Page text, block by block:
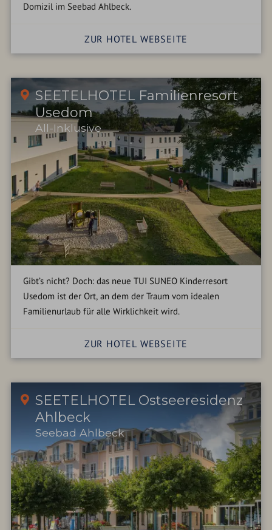
Domizil im Seebad Ahlbeck.
ZUR HOTEL WEBSEITE
SEETELHOTEL Familienresort
Usedom
All-Inklusive
Gibt’s nicht? Doch: das neue TUI SUNEO Kinderresort
Usedom ist der Ort, an dem der Traum vom idealen
Familienurlaub für alle Wirklichkeit wird.
ZUR HOTEL WEBSEITE
SEETELHOTEL Ostseeresidenz
Ahlbeck
Seebad Ahlbeck